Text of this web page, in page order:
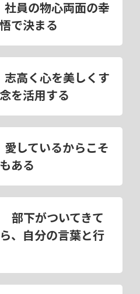
員の物心両面の幸
で決まる
高く心を美しくす
を活用する
しているからこそ
ある
部下がついてきて
、自分の言葉と行